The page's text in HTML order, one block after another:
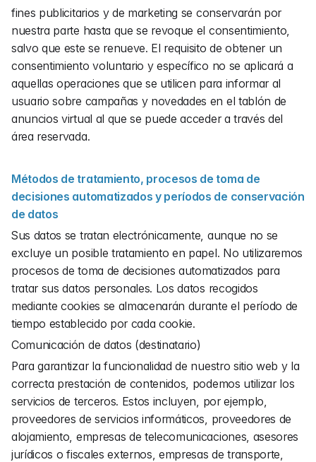
fines publicitarios y de marketing se conservarán por
nuestra parte hasta que se revoque el consentimiento,
salvo que este se renueve. El requisito de obtener un
consentimiento voluntario y específico no se aplicará a
aquellas operaciones que se utilicen para informar al
usuario sobre campañas y novedades en el tablón de
anuncios virtual al que se puede acceder a través del
área reservada.
Métodos de tratamiento, procesos de toma de
decisiones automatizados y períodos de conservación
de datos
Sus datos se tratan electrónicamente, aunque no se
excluye un posible tratamiento en papel. No utilizaremos
procesos de toma de decisiones automatizados para
tratar sus datos personales. Los datos recogidos
mediante cookies se almacenarán durante el período de
tiempo establecido por cada cookie.
Comunicación de datos (destinatario)
Para garantizar la funcionalidad de nuestro sitio web y la
correcta prestación de contenidos, podemos utilizar los
servicios de terceros. Estos incluyen, por ejemplo,
proveedores de servicios informáticos, proveedores de
alojamiento, empresas de telecomunicaciones, asesores
jurídicos o fiscales externos, empresas de transporte,